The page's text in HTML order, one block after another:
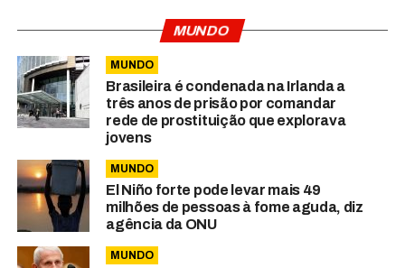
MUNDO
MUNDO
Brasileira é condenada na Irlanda a
três anos de prisão por comandar
rede de prostituição que explorava
jovens
MUNDO
El Niño forte pode levar mais 49
milhões de pessoas à fome aguda, diz
agência da ONU
MUNDO